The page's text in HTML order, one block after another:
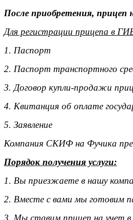
После приобретения,
Для регистрации прицепа в
1. Паспорт
2. Паспорт транспортного
3. Договор купли-продажи
4. Квитанция об оплате
5. Заявление
Компания СКИФ на Фучика
Порядок получения услуги:
1. Вы приезжаете в нашу
2. Вместе с вами мы готовим
3. Мы ставим прицеп на учет